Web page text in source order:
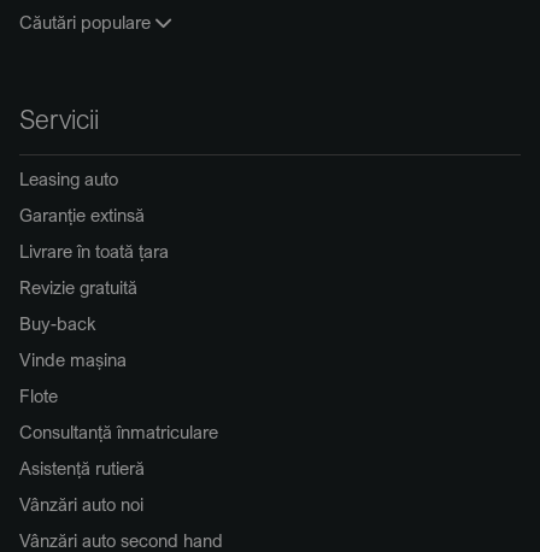
Căutări populare
Servicii
Leasing auto
Garanție extinsă
Livrare în toată țara
Revizie gratuită
Buy-back
Vinde mașina
Flote
Consultanță înmatriculare
Asistență rutieră
Vânzări auto noi
Vânzări auto second hand